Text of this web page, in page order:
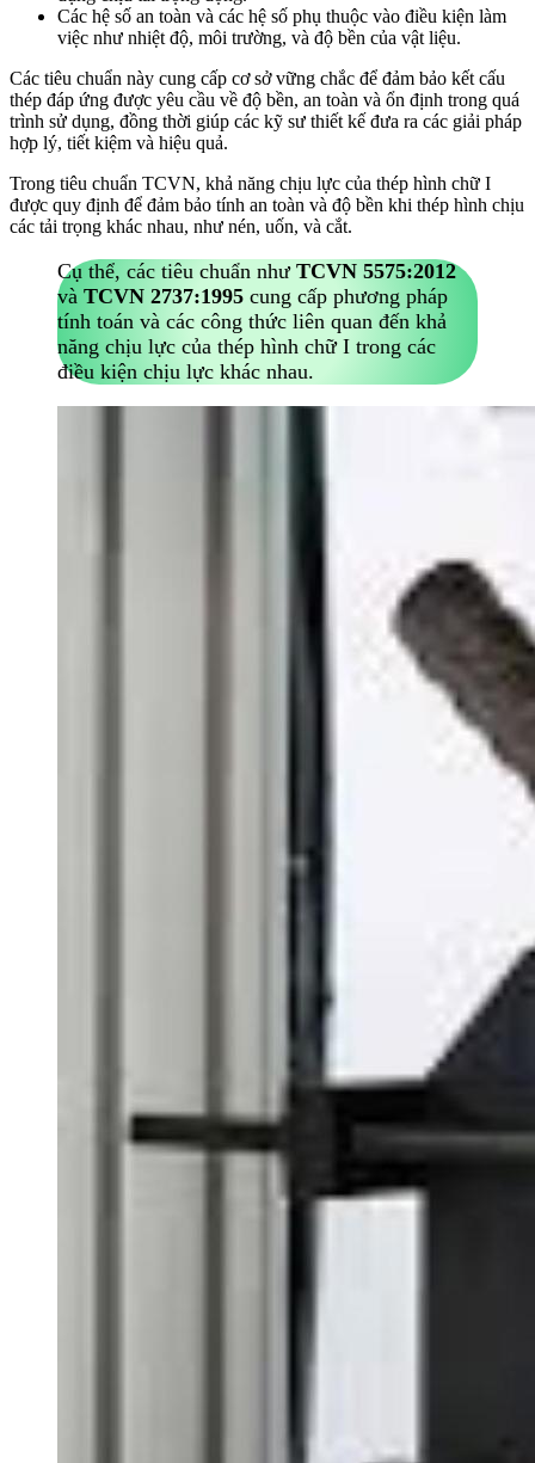
Các hệ số an toàn và các hệ số phụ thuộc vào điều kiện làm
việc như nhiệt độ, môi trường, và độ bền của vật liệu.
Các tiêu chuẩn này cung cấp cơ sở vững chắc để đảm bảo kết cấu
thép đáp ứng được yêu cầu về độ bền, an toàn và ổn định trong quá
trình sử dụng, đồng thời giúp các kỹ sư thiết kế đưa ra các giải pháp
hợp lý, tiết kiệm và hiệu quả.
Trong tiêu chuẩn TCVN, khả năng chịu lực của thép hình chữ I
được quy định để đảm bảo tính an toàn và độ bền khi thép hình chịu
các tải trọng khác nhau, như nén, uốn, và cắt.
Cụ thể, các tiêu chuẩn như TCVN 5575:2012
và TCVN 2737:1995 cung cấp phương pháp
tính toán và các công thức liên quan đến khả
năng chịu lực của thép hình chữ I trong các
điều kiện chịu lực khác nhau.